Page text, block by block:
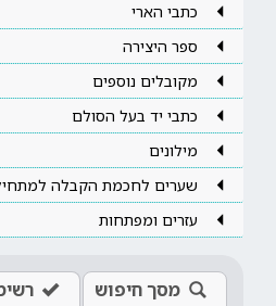
כתבי הארי
ספר היצירה
מקובלים נוספים
כתבי יד בעל הסולם
מילונים
שערים לחכמת הקבלה
עזרים ומפתחות
מסך חיפוש